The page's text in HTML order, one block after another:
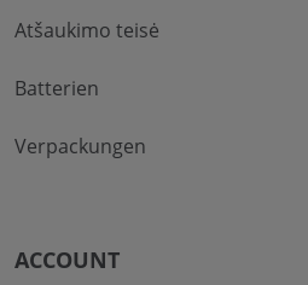
Atšaukimo teisė
Batterien
Verpackungen
ACCOUNT